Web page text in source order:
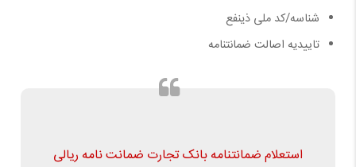
شناسه/کد ملی ذینفع
تاییدیه اصالت ضمانتنامه
استعلام ضمانتنامه بانک تجارت ضمانت نامه ریالی